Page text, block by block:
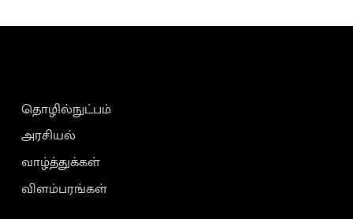
தொழில்நுட்பம்
அரசியல்
வாழ்த்துக்கள்
விளம்பரங்கள்